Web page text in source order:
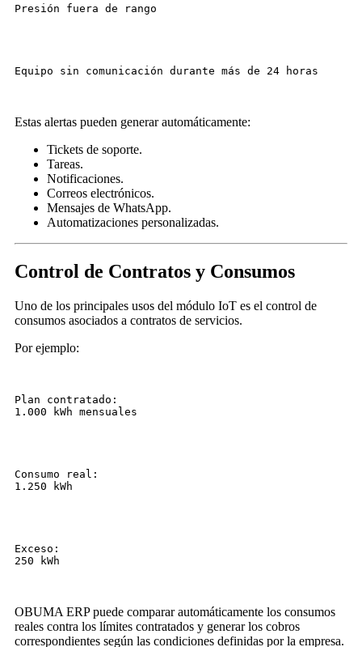
Presión fuera de rango
Equipo sin comunicación durante más de 24 horas
Estas alertas pueden generar automáticamente:
Tickets de soporte.
Tareas.
Notificaciones.
Correos electrónicos.
Mensajes de WhatsApp.
Automatizaciones personalizadas.
Control de Contratos y Consumos
Uno de los principales usos del módulo IoT es el control de
consumos asociados a contratos de servicios.
Por ejemplo:
Plan contratado:
1.000 kWh mensuales
Consumo real:
1.250 kWh
Exceso:
250 kWh
OBUMA ERP puede comparar automáticamente los consumos
reales contra los límites contratados y generar los cobros
correspondientes según las condiciones definidas por la empresa.